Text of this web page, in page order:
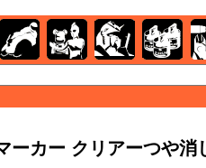
ーカー クリアーつや消
動車 バイク キャラクターガンダム 塗料